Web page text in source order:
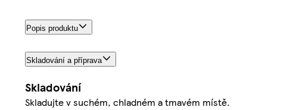
Popis produktu
Skladování a příprava
Skladování
Skladujte v suchém, chladném a tmavém místě.